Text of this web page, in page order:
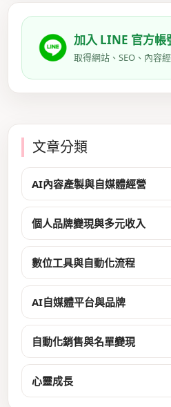
加入 LINE 官方帳
取得網站、SEO、內容
文章分類
AI內容產製與自媒體經營
個人品牌變現與多元收入
數位工具與自動化流程
AI自媒體平台與品牌
自動化銷售與名單變現
心靈成長